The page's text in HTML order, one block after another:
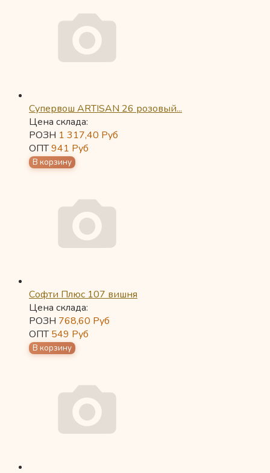
Супервош ARTISAN 26 розовый...
Цена склада:
РОЗН 1 317,40 Руб
ОПТ941 Руб
Софти Плюс 107 вишня
Цена склада:
РОЗН 768,60 Руб
ОПТ549 Руб